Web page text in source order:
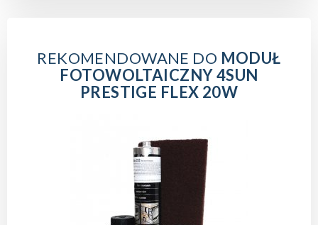
REKOMENDOWANE DO MODUŁ
FOTOWOLTAICZNY 4SUN
PRESTIGE FLEX 20W